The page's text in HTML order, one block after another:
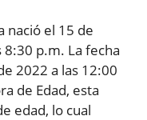
nació el 15 de
p.m. La fecha
2022 a las 12:00
de Edad, esta
edad, lo cual